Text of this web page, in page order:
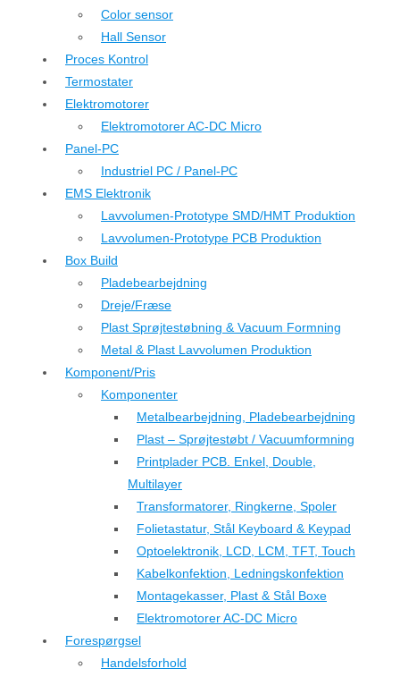
Color sensor
Hall Sensor
Proces Kontrol
Termostater
Elektromotorer
Elektromotorer AC-DC Micro
Panel-PC
Industriel PC / Panel-PC
EMS Elektronik
Lavvolumen-Prototype SMD/HMT Produktion
Lavvolumen-Prototype PCB Produktion
Box Build
Pladebearbejdning
Dreje/Fræse
Plast Sprøjtestøbning & Vacuum Formning
Metal & Plast Lavvolumen Produktion
Komponent/Pris
Komponenter
Metalbearbejdning, Pladebearbejdning
Plast – Sprøjtestøbt / Vacuumformning
Printplader PCB. Enkel, Double,
Multilayer
Transformatorer, Ringkerne, Spoler
Folietastatur, Stål Keyboard & Keypad
Optoelektronik, LCD, LCM, TFT, Touch
Kabelkonfektion, Ledningskonfektion
Montagekasser, Plast & Stål Boxe
Elektromotorer AC-DC Micro
Forespørgsel
Handelsforhold